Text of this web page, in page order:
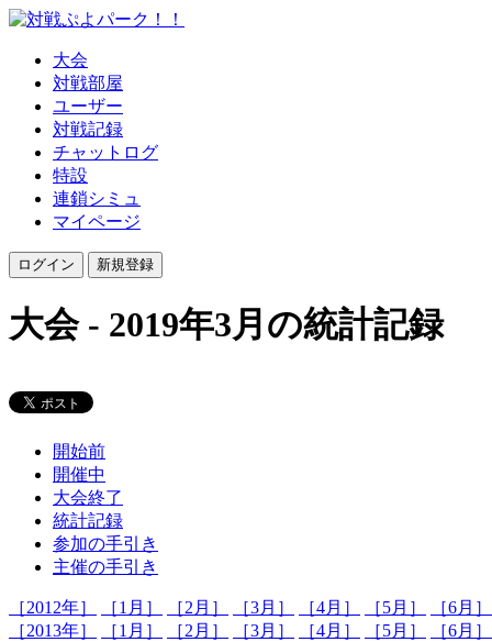
大会
対戦部屋
ユーザー
対戦記録
チャットログ
特設
連鎖シミュ
マイページ
大会 - 2019年3月の統計記録
開始前
開催中
大会終了
統計記録
参加の手引き
主催の手引き
［2012年］ ［1月］ ［2月］ ［3月］ ［4月］ ［5月］
［6月］
［2013年］
［1月］ ［2月］ ［3月］ ［4月］ ［5月］
［6月］